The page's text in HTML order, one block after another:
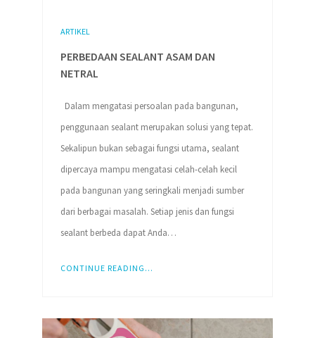
ARTIKEL
PERBEDAAN SEALANT ASAM DAN
NETRAL
Dalam mengatasi persoalan pada bangunan,
penggunaan sealant merupakan solusi yang tepat.
Sekalipun bukan sebagai fungsi utama, sealant
dipercaya mampu mengatasi celah-celah kecil
pada bangunan yang seringkali menjadi sumber
dari berbagai masalah. Setiap jenis dan fungsi
sealant berbeda dapat Anda…
CONTINUE READING...